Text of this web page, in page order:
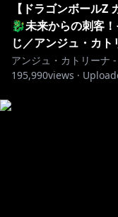
【ドラゴンボール
🐉未来からの刺客
じ／アンジュ・カト
アンジュ・カトリーナ
195,990views ·